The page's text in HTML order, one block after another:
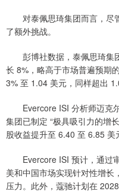
对泰佩思琦集团而言，尽
了额外挑战。
彭博社数据，泰佩思琦集
长 8%，略高于市场普遍预期
3% 至 1.04 美元，同样超出
Evercore ISI 分析师迈克
集团已制定 “极具吸引力的增
股收益提升至 6.40 至 6.85 美
Evercore ISI 预计，通过
美和中国市场实现针对性增长
压力。此外，蔻驰计划在